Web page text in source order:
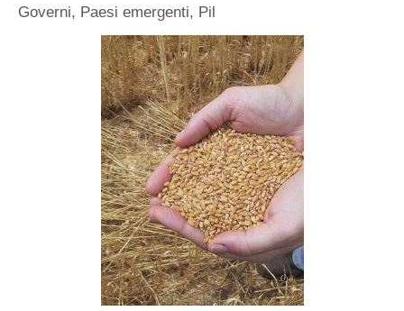
Governi, Paesi emergenti, Pil